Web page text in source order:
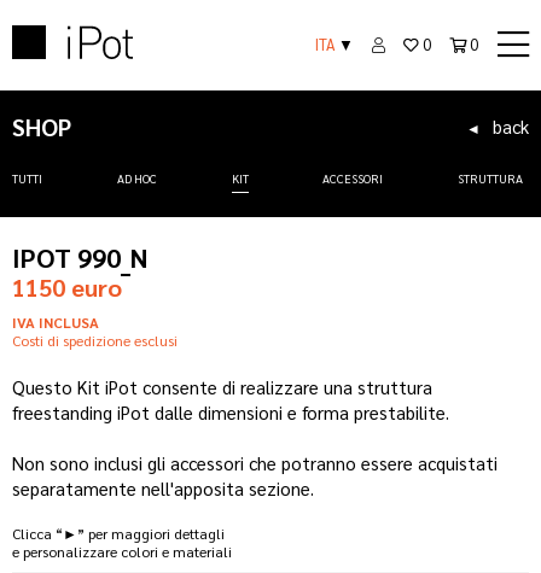
ITA ▼ 0 0
SHOP
TUTTI AD HOC KIT ACCESSORI STRUTTURA
◄ back
IPOT 990_N
1150 euro
IVA INCLUSA
Costi di spedizione esclusi
Questo Kit iPot consente di realizzare una struttura
freestanding iPot dalle dimensioni e forma prestabilite.
Non sono inclusi gli accessori che potranno essere acquistati
separatamente nell'apposita sezione.
Clicca “►” per maggiori dettagli
e personalizzare colori e materiali